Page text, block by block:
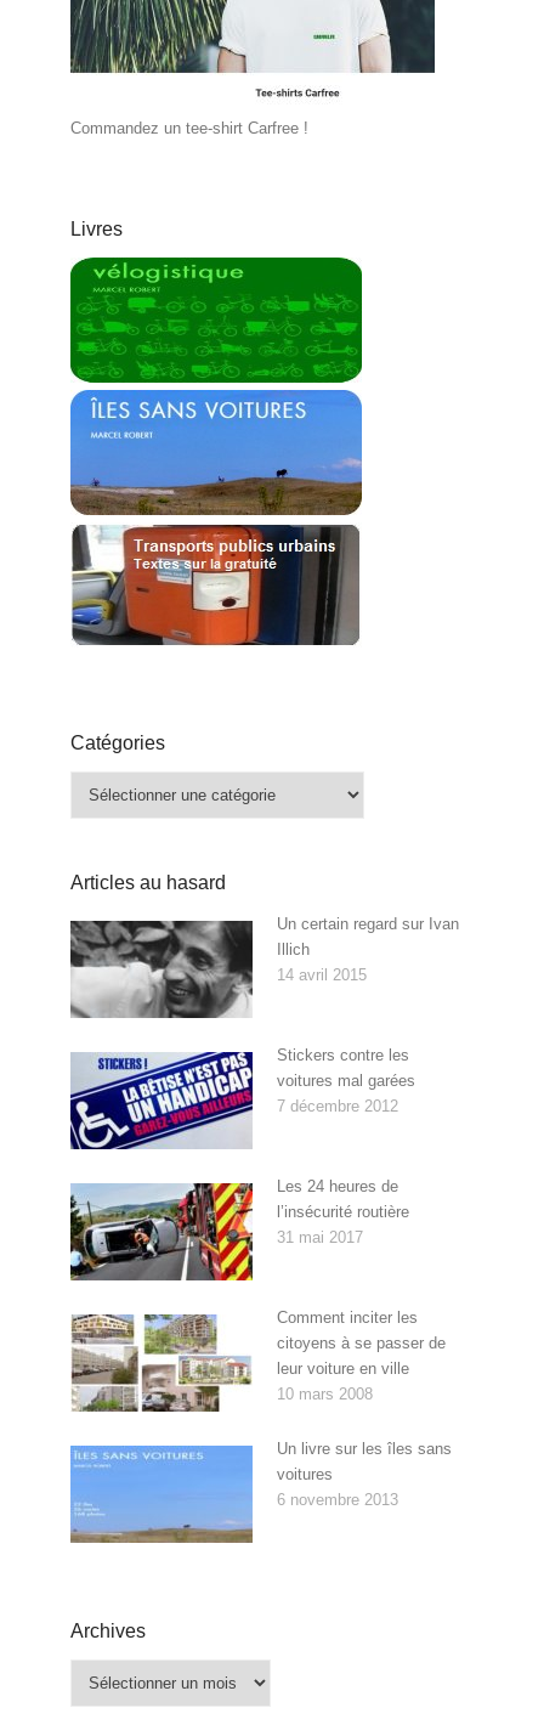
Commandez un tee-shirt Carfree !
Livres
Catégories
Catégories
Articles au hasard
Un certain regard sur Ivan
Illich
14 avril 2015
Stickers contre les
voitures mal garées
7 décembre 2012
Les 24 heures de
l’insécurité routière
31 mai 2017
Comment inciter les
citoyens à se passer de
leur voiture en ville
10 mars 2008
Un livre sur les îles sans
voitures
6 novembre 2013
Archives
Archives